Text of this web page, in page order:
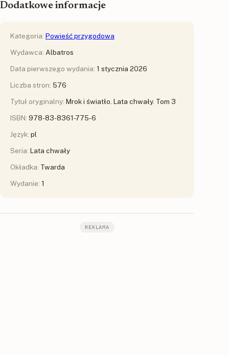
Dodatkowe informacje
Kategoria: Powieść przygodowa
Wydawca: Albatros
Data pierwszego wydania: 1 stycznia 2026
Liczba stron: 576
Tytuł oryginalny: Mrok i światło. Lata chwały. Tom 3
ISBN: 978-83-8361-775-6
Język: pl
Seria: Lata chwały
Okładka: Twarda
Wydanie: 1
REKLAMA